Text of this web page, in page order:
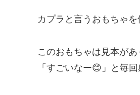
カプラと言うおもちゃ
このおもちゃは見本が
「すごいなー😊」と毎